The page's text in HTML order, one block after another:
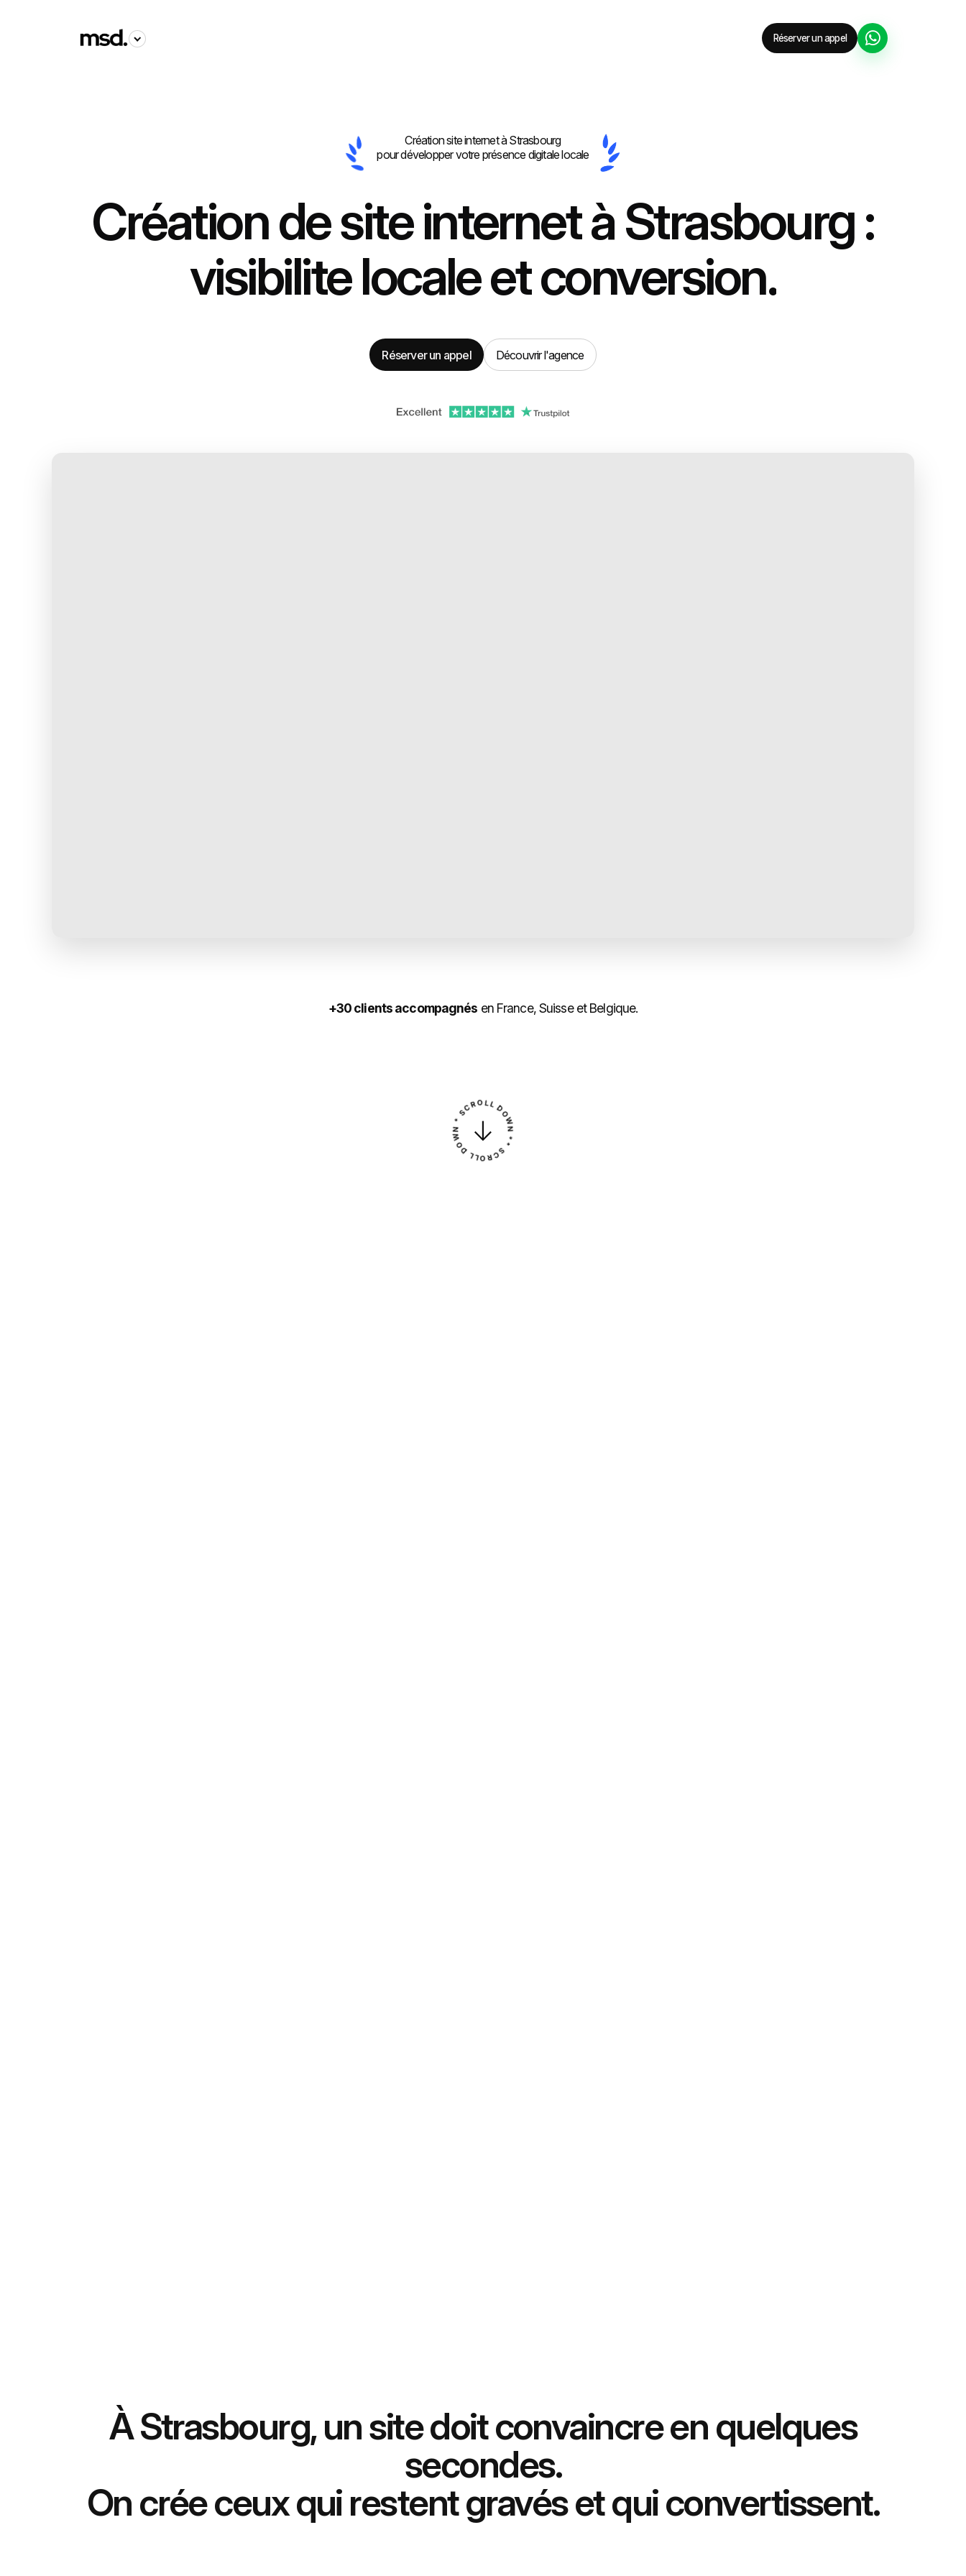
Réserver un appel
Création site internet à Strasbourg
pour développer votre présence digitale locale
Création de site internet à Strasbourg :
visibilite locale et conversion.
Réserver un appel Découvrir l'agence
+30 clients accompagnés en France, Suisse et Belgique.
* SCROLL DOWN * SCROLL DOWN *
↓
À Strasbourg, un site doit convaincre en quelques
secondes.
On crée ceux qui restent gravés et qui convertissent.